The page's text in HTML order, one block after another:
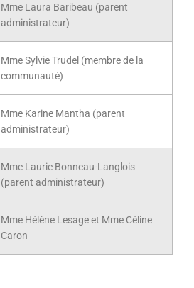
Mme Laura Baribeau (parent
administrateur)
Mme Sylvie Trudel (membre de la
communauté)
Mme Karine Mantha (parent
administrateur)
Mme Laurie Bonneau-Langlois
(parent administrateur)
Mme Hélène Lesage et Mme Céline
Caron